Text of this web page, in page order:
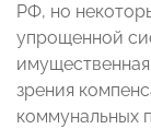
РФ, но
упрощенной
зрения
коммунальных